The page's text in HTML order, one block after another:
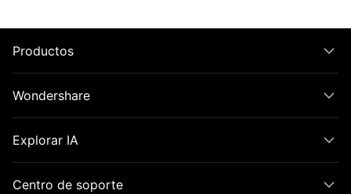
Productos
Wondershare
Explorar IA
Centro de soporte